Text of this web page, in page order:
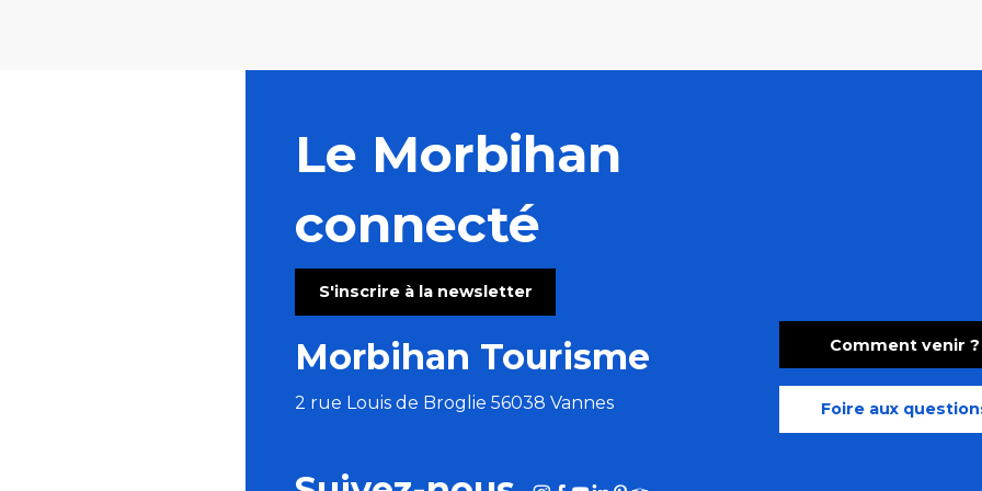
Le Morbihan
connecté
S'inscrire à la newsletter
Morbihan Tourisme
2 rue Louis de Broglie 56038 Vannes
Comment venir ?
Foire aux